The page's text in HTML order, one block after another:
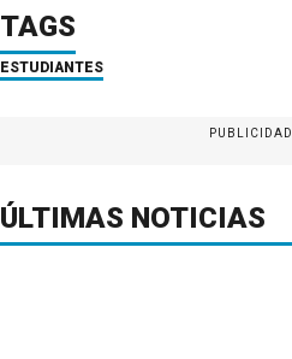
TAGS
ESTUDIANTES
PUBLICIDAD
ÚLTIMAS NOTICIAS